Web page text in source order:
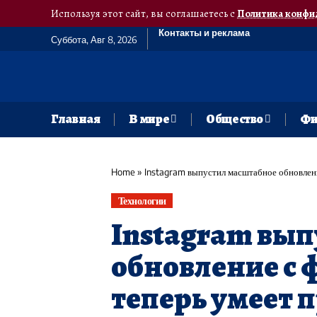
Используя этот сайт, вы соглашаетесь сПолитика
Суббота, Авг 8, 2026
Контакты и реклама
Главная В мире Общество
Home» Instagram выпустил масштабное
Технологии
Instagram
обновление
теперь умеет